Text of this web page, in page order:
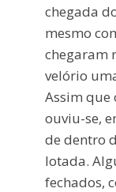
chegada
mesmo
chegaram
velório
Assim que
ouviu-se,
de dentro
lotada.
fechados,